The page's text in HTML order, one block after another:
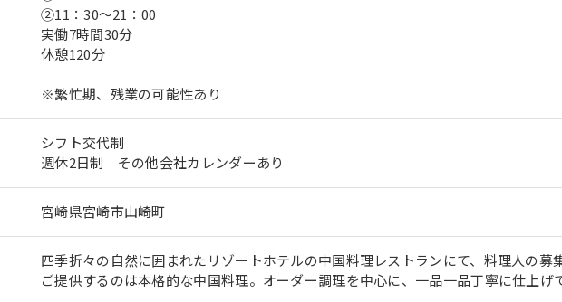
②11：30～21：00
実働7時間30分
休憩120分
※繁忙期、残業の可能性あり
シフト交代制
週休2日制 その他会社カレンダーあり
宮崎県宮崎市山崎町
四季折々の自然に囲まれたリゾートホテルの中国料理レストランにて、料理人の募
ご提供するのは本格的な中国料理。オーダー調理を中心に、一品一品丁寧に仕上げ